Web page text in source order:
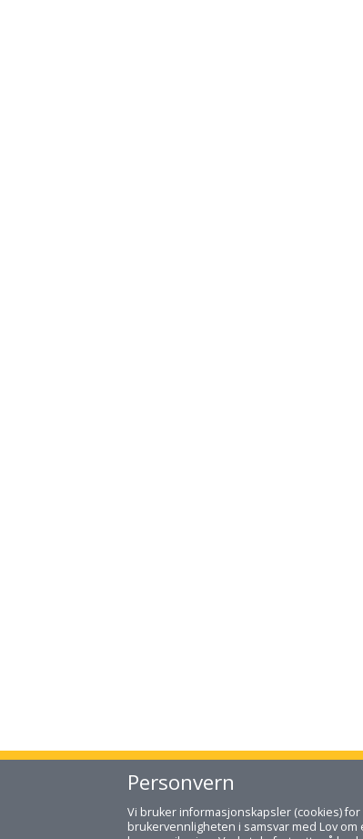
Personvern
Vi bruker informasjonskapsler (cookies) for
brukervennligheten i samsvar med Lov om